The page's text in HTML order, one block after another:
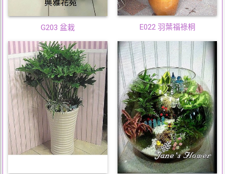
G203 盆栽 E022 羽葉福祿桐